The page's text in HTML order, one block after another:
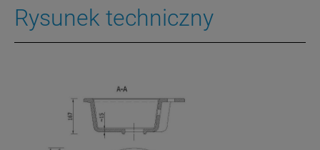
Rysunek techniczny